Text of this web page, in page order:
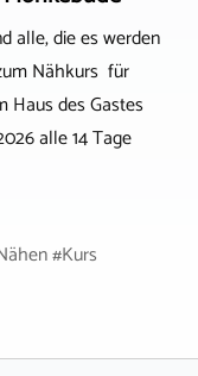
alle, die es werden
Nähkurs für
Haus des Gastes
alle 14 Tage
#Kurs